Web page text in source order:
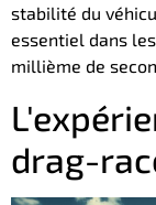
stabilité du
essentiel dans
millième de
drag-